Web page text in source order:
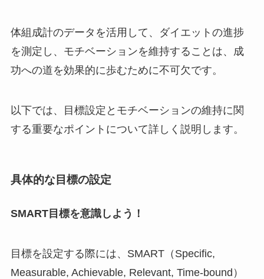
体組成計のデータを活用して、ダイエットの進捗
を測定し、モチベーションを維持することは、成
功への道を効果的に歩むために不可欠です。
以下では、目標設定とモチベーションの維持に関
する重要なポイントについて詳しく説明します。
具体的な目標の設定
SMART目標を意識しよう！
目標を設定する際には、SMART（Specific,
Measurable, Achievable, Relevant, Time-bound）